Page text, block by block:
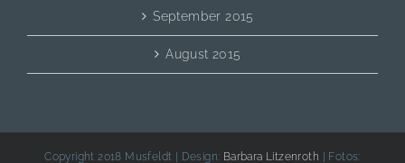
September 2015
August 2015
Copyright 2018 Musfeldt | Design: Barbara Litzenroth | Fotos: